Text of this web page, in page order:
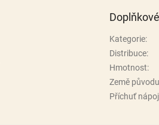
Kategorie:
Distribuce:
Hmotnost:
Země původu
Příchuť